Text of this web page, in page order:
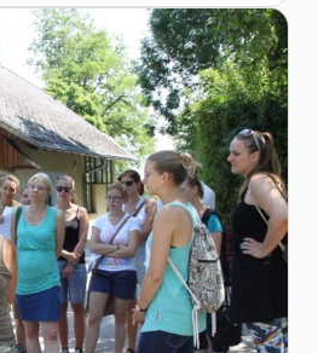
Schulführungen im Zoo